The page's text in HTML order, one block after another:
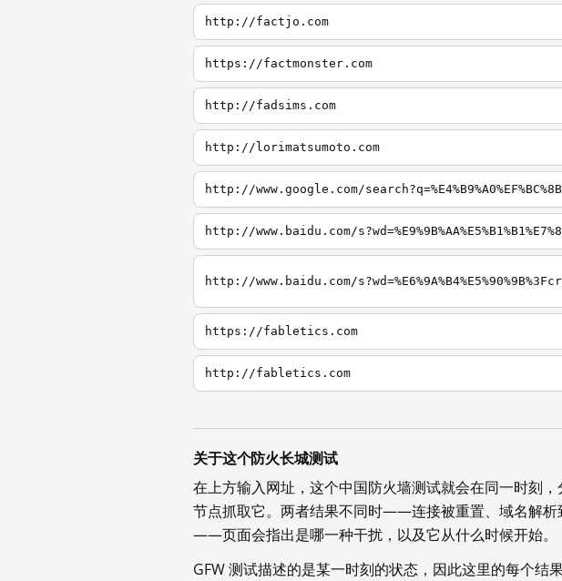
http://factjo.com
https://factmonster.com
http://fadsims.com
http://lorimatsumoto.com
http://www.google.com/
http://www.baidu.com/
https://fabletics.com
http://fabletics.com
关于这个防火长城测试
在上方输入网址，这个中国防火墙测试就会在同一时刻
节点抓取它。两者结果不同时——连接被重置、域名解
——页面会指出是哪一种干扰，以及它从什么时候开始。
GFW 测试描述的是某一时刻的状态，因此这里的每个结